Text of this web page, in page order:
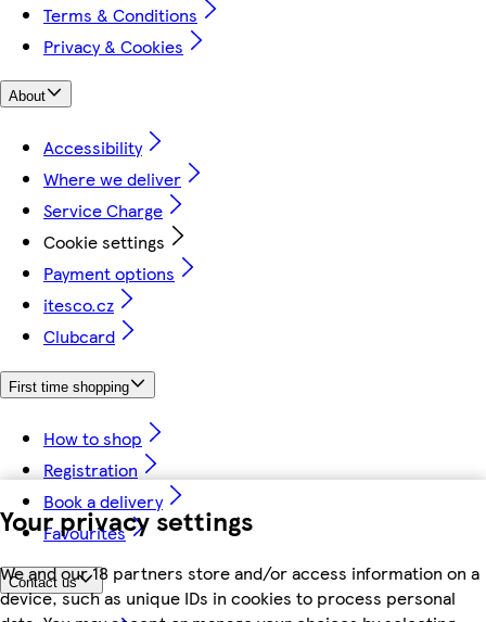
Your privacy settings
We and our 18 partners store and/or access information on a
device, such as unique IDs in cookies to process personal
Terms & Conditions
Privacy & Cookies
About
Accessibility
Where we deliver
Service Charge
Cookie settings
Payment options
itesco.cz
Clubcard
First time shopping
How to shop
Registration
Book a delivery
Favourites
Contact us